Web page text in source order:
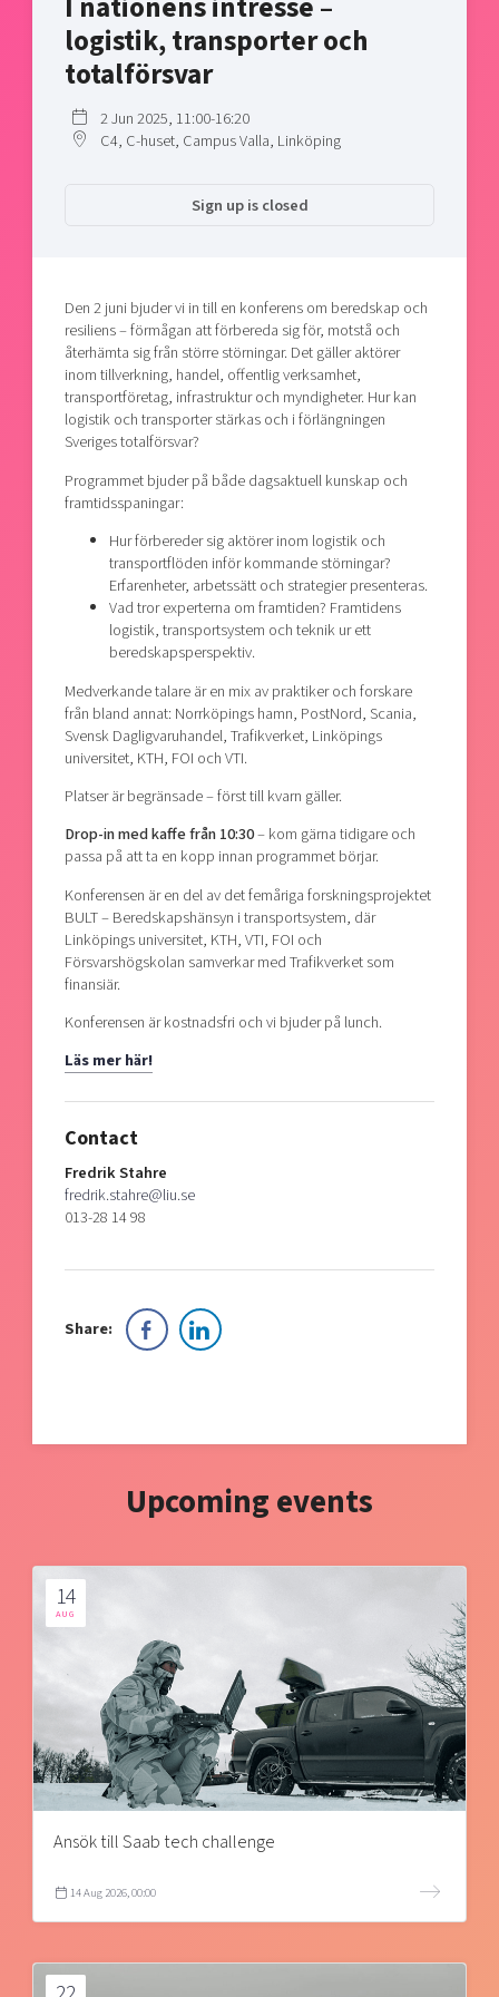
Shaping cities and regions
Bright East
East Sweden Tech Women
Upscaling
Talent & skills
Offers to boost your business
Funding opportunities
Our community of companies
Projects
Publications
Project toolbox
Reach out to us
Locations
Today's lunch in Mjärdevi
logistik, transporter och
totalförsvar
2 Jun 2025, 11:00-16:20
C4, C-huset, Campus Valla, Linköping
Sign up is closed
Den 2 juni bjuder vi in till en konferens om beredskap och
resiliens – förmågan att förbereda sig för, motstå och
återhämta sig från större störningar. Det gäller aktörer
inom tillverkning, handel, offentlig verksamhet,
transportföretag, infrastruktur och myndigheter. Hur kan
logistik och transporter stärkas och i förlängningen
Sveriges totalförsvar?
Programmet bjuder på både dagsaktuell kunskap och
framtidsspaningar:
Hur förbereder sig aktörer inom logistik och
transportflöden inför kommande störningar?
Erfarenheter, arbetssätt och strategier presenteras.
Vad tror experterna om framtiden? Framtidens
logistik, transportsystem och teknik ur ett
beredskapsperspektiv.
Medverkande talare är en mix av praktiker och forskare
från bland annat: Norrköpings hamn, PostNord, Scania,
Svensk Dagligvaruhandel, Trafikverket, Linköpings
universitet, KTH, FOI och VTI.
Platser är begränsade – först till kvarn gäller.
Drop-in med kaffe från 10:30– kom gärna tidigare och
passa på att ta en kopp innan programmet börjar.
Konferensen är en del av det femåriga forskningsprojektet
BULT – Beredskapshänsyn i transportsystem, där
Linköpings universitet, KTH, VTI, FOI och
Försvarshögskolan samverkar med Trafikverket som
finansiär.
Konferensen är kostnadsfri och vi bjuder på lunch.
Läs mer här!
Contact
Fredrik Stahre
fredrik.stahre@liu.se
013-28 14 98
Share:
Upcoming events
14
AUG
Ansök till Saab tech challenge
14 Aug 2026, 00:00